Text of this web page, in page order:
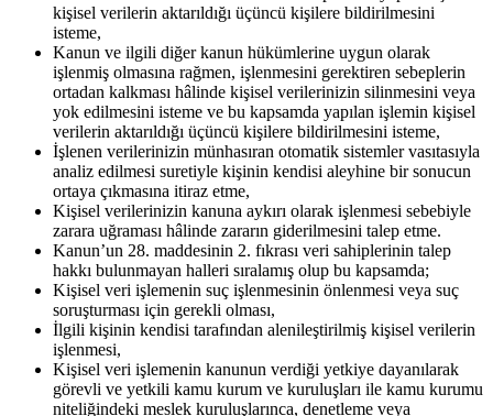
kişisel verilerin aktarıldığı üçüncü kişilere bildirilmesini
isteme,
Kanun ve ilgili diğer kanun hükümlerine uygun olarak
işlenmiş olmasına rağmen, işlenmesini gerektiren sebeplerin
ortadan kalkması hâlinde kişisel verilerinizin silinmesini veya
yok edilmesini isteme ve bu kapsamda yapılan işlemin kişisel
verilerin aktarıldığı üçüncü kişilere bildirilmesini isteme,
İşlenen verilerinizin münhasıran otomatik sistemler vasıtasıyla
analiz edilmesi suretiyle kişinin kendisi aleyhine bir sonucun
ortaya çıkmasına itiraz etme,
Kişisel verilerinizin kanuna aykırı olarak işlenmesi sebebiyle
zarara uğraması hâlinde zararın giderilmesini talep etme.
Kanun’un 28. maddesinin 2. fıkrası veri sahiplerinin talep
hakkı bulunmayan halleri sıralamış olup bu kapsamda;
Kişisel veri işlemenin suç işlenmesinin önlenmesi veya suç
soruşturması için gerekli olması,
İlgili kişinin kendisi tarafından alenileştirilmiş kişisel verilerin
işlenmesi,
Kişisel veri işlemenin kanunun verdiği yetkiye dayanılarak
görevli ve yetkili kamu kurum ve kuruluşları ile kamu kurumu
niteliğindeki meslek kuruluşlarınca, denetleme veya